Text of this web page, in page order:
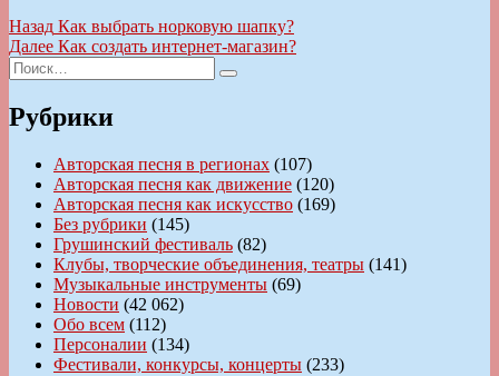
Навигация
по
Назад Предыдущая
запись:
Как выбрать норковую шапку?
Далее Следующая
Как создать интернет-магазин?
Искать:
Поиск
Рубрики
Авторская песня в регионах (107)
Авторская песня как движение (120)
Авторская песня как искусство (169)
Без рубрики (145)
Грушинский фестиваль (82)
Клубы, творческие объединения, театры (141)
Музыкальные инструменты (69)
Новости (42 062)
Обо всем (112)
Персоналии (134)
Фестивали, конкурсы, концерты (233)